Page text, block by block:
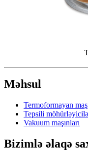
Məhsul
Termoformayan
Tepsili
Vakuum maşınları
Bizimlə əlaqə